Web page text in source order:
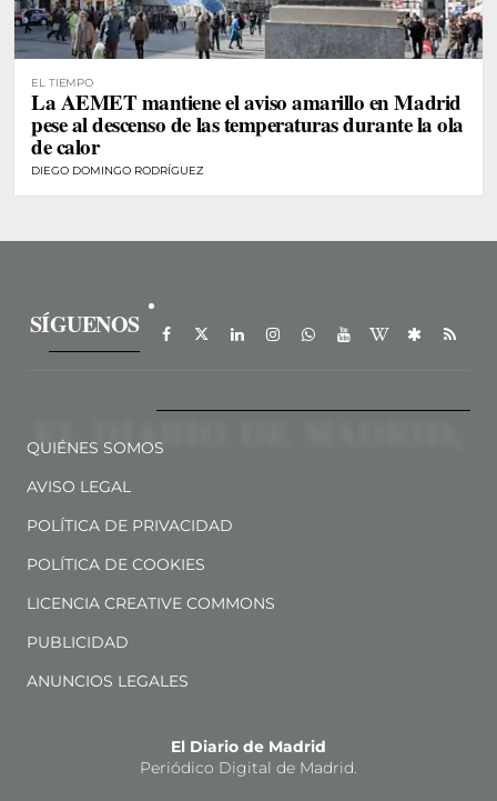
EL TIEMPO
La AEMET mantiene el aviso amarillo en Madrid
pese al descenso de las temperaturas durante la ola
de calor
DIEGO DOMINGO RODRÍGUEZ
SÍGUENOS
QUIÉNES SOMOS
AVISO LEGAL
POLÍTICA DE PRIVACIDAD
POLÍTICA DE COOKIES
LICENCIA CREATIVE COMMONS
PUBLICIDAD
ANUNCIOS LEGALES
El Diario de Madrid
Periódico Digital de Madrid.